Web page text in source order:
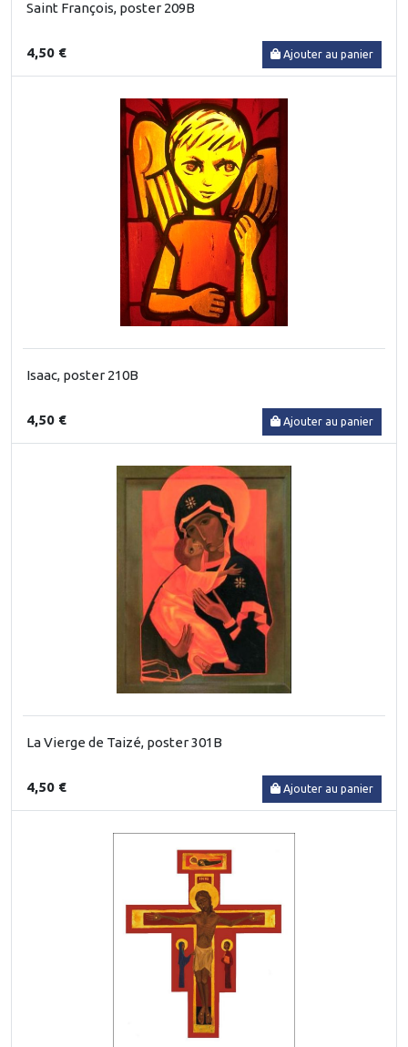
Saint François, poster 209B
4,50 € Ajouter au panier
Isaac, poster 210B
4,50 € Ajouter au panier
La Vierge de Taizé, poster 301B
4,50 € Ajouter au panier